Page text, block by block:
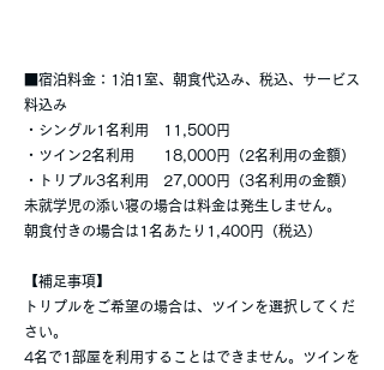
■宿泊料金：1泊1室、朝食代込み、税込、サービス
料込み
・シングル1名利用 11,500円
・ツイン2名利用 18,000円（2名利用の金額）
・トリプル3名利用 27,000円（3名利用の金額）
未就学児の添い寝の場合は料金は発生しません。
朝食付きの場合は1名あたり1,400円（税込）
【補足事項】
トリプルをご希望の場合は、ツインを選択してくだ
さい。
4名で1部屋を利用することはできません。ツインを